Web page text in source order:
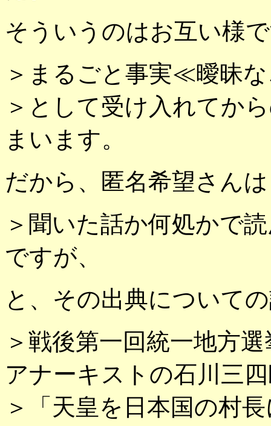
そういうのはお互い様
＞まるごと事実≪曖昧
＞として受け入れてか
まいます。
だから、匿名希望さんは
＞聞いた話か何処かで
ですが、
と、その出典について
＞戦後第一回統一地方
アナーキストの石川三
＞「天皇を日本国の村